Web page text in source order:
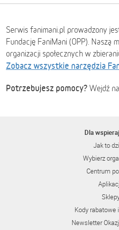
Serwis fanimani.pl prowadzony
Fundację FaniMani (OPP). Naszą
organizacji społecznych w
Zobacz wszystkie narzędzia
Potrzebujesz pomocy? Wejdź na
Dla
Jak to
Wybierz
Centrum
Kody rabatowe
Newsletter